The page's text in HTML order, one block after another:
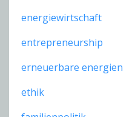
energiewirtschaft
entrepreneurship
erneuerbare energien
ethik